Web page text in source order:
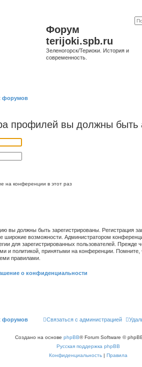
Форум
terijoki.spb.ru
Зеленогорск/Териоки. История и
современность.
форумов
профилей вы должны быть
на конференции в этот раз
вы должны быть зарегистрированы. Регистрация
широкие возможности. Администратором
для зарегистрированных пользователей. Прежде
и политикой, принятыми на конференции.
правилами.
о конфиденциальности
форумов Связаться с администрацией
Создано на основе phpBB® Forum Software ©
Русская поддержка phpBB
Конфиденциальность | Правила